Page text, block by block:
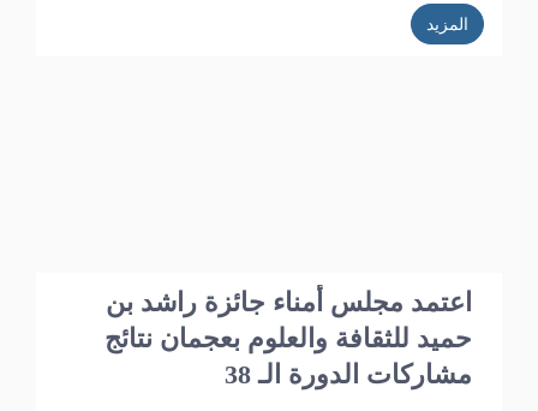
المزيد
اعتمد مجلس أمناء جائزة راشد بن
حميد للثقافة والعلوم بعجمان نتائج
مشاركات الدورة الـ 38